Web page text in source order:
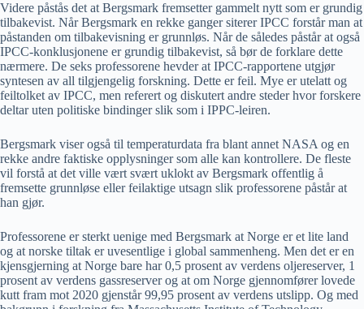
Videre påstås det at Bergsmark fremsetter gammelt nytt som er grundig
tilbakevist. Når Bergsmark en rekke ganger siterer IPCC forstår man at
påstanden om tilbakevisning er grunnløs. Når de således påstår at også
IPCC-konklusjonene er grundig tilbakevist, så bør de forklare dette
nærmere. De seks professorene hevder at IPCC-rapportene utgjør
syntesen av all tilgjengelig forskning. Dette er feil. Mye er utelatt og
feiltolket av IPCC, men referert og diskutert andre steder hvor forskere
deltar uten politiske bindinger slik som i IPPC-leiren.
Bergsmark viser også til temperaturdata fra blant annet NASA og en
rekke andre faktiske opplysninger som alle kan kontrollere. De fleste
vil forstå at det ville vært svært uklokt av Bergsmark offentlig å
fremsette grunnløse eller feilaktige utsagn slik professorene påstår at
han gjør.
Professorene er sterkt uenige med Bergsmark at Norge er et lite land
og at norske tiltak er uvesentlige i global sammenheng. Men det er en
kjensgjerning at Norge bare har 0,5 prosent av verdens oljereserver, 1
prosent av verdens gassreserver og at om Norge gjennomfører lovede
kutt fram mot 2020 gjenstår 99,95 prosent av verdens utslipp. Og med